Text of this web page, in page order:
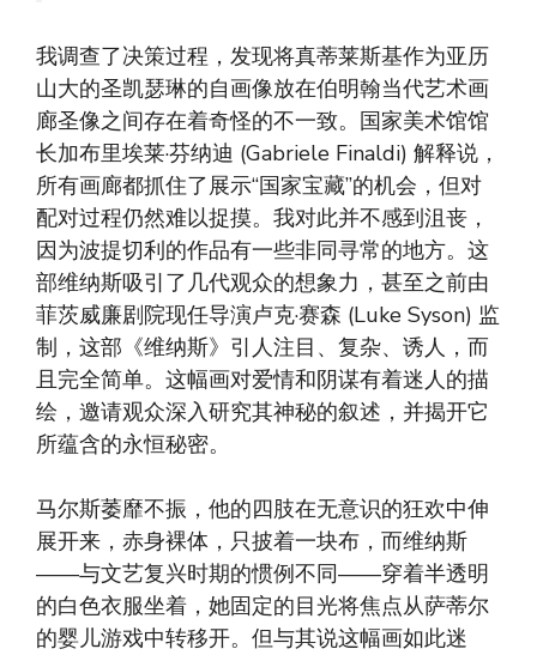
我调查了决策过程，发现将真蒂莱斯基作为亚历
山大的圣凯瑟琳的自画像放在伯明翰当代艺术画
廊圣像之间存在着奇怪的不一致。国家美术馆馆
长加布里埃莱·芬纳迪 (Gabriele Finaldi) 解释说，
所有画廊都抓住了展示“国家宝藏”的机会，但对
配对过程仍然难以捉摸。我对此并不感到沮丧，
因为波提切利的作品有一些非同寻常的地方。这
部维纳斯吸引了几代观众的想象力，甚至之前由
菲茨威廉剧院现任导演卢克·赛森 (Luke Syson) 监
制，这部《维纳斯》引人注目、复杂、诱人，而
且完全简单。这幅画对爱情和阴谋有着迷人的描
绘，邀请观众深入研究其神秘的叙述，并揭开它
所蕴含的永恒秘密。
马尔斯萎靡不振，他的四肢在无意识的狂欢中伸
展开来，赤身裸体，只披着一块布，而维纳斯
——与文艺复兴时期的惯例不同——穿着半透明
的白色衣服坐着，她固定的目光将焦点从萨蒂尔
的婴儿游戏中转移开。但与其说这幅画如此迷